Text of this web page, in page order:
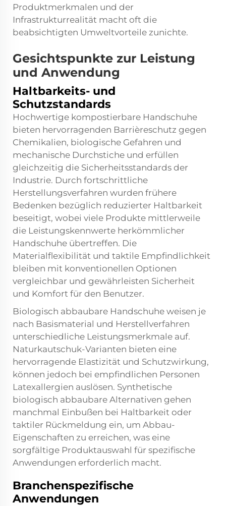
Produktmerkmalen und der
Infrastrukturrealität macht oft die
beabsichtigten Umweltvorteile zunichte.
Gesichtspunkte zur Leistung
und Anwendung
Haltbarkeits- und
Schutzstandards
Hochwertige kompostierbare Handschuhe
bieten hervorragenden Barrièreschutz gegen
Chemikalien, biologische Gefahren und
mechanische Durchstiche und erfüllen
gleichzeitig die Sicherheitsstandards der
Industrie. Durch fortschrittliche
Herstellungsverfahren wurden frühere
Bedenken bezüglich reduzierter Haltbarkeit
beseitigt, wobei viele Produkte mittlerweile
die Leistungskennwerte herkömmlicher
Handschuhe übertreffen. Die
Materialflexibilität und taktile Empfindlichkeit
bleiben mit konventionellen Optionen
vergleichbar und gewährleisten Sicherheit
und Komfort für den Benutzer.
Biologisch abbaubare Handschuhe weisen je
nach Basismaterial und Herstellverfahren
unterschiedliche Leistungsmerkmale auf.
Naturkautschuk-Varianten bieten eine
hervorragende Elastizität und Schutzwirkung,
können jedoch bei empfindlichen Personen
Latexallergien auslösen. Synthetische
biologisch abbaubare Alternativen gehen
manchmal Einbußen bei Haltbarkeit oder
taktiler Rückmeldung ein, um Abbau-
Eigenschaften zu erreichen, was eine
sorgfältige Produktauswahl für spezifische
Anwendungen erforderlich macht.
Branchenspezifische
Anwendungen